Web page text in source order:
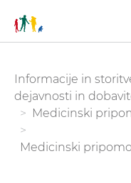
glavno
vsebino
You are here:
Informacije in
dejavnosti in
Medicinski
Medicinski